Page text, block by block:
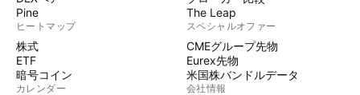
Pine
ヒートマップ
株式
ETF
暗号コイン
カレンダー
The Leap
スペシャルオファー
CMEグループ先物
Eurex先物
米国株バンドルデータ
会社情報